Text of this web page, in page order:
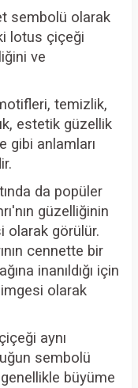
sembolü olarak
lotus çiçeği
ve
temizlik,
estetik güzellik
gibi anlamları
da popüler
güzelliğinin
olarak görülür.
cennette bir
inanıldığı için
olarak
aynı
sembolü
büyüme